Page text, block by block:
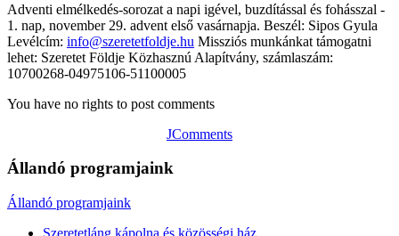
Adventi elmélkedés-sorozat a napi igével, buzdítással és fohásszal -
1. nap, november 29. advent első vasárnapja. Beszél: Sipos Gyula
Levélcím: info@szeretetfoldje.hu Missziós munkánkat támogatni
lehet: Szeretet Földje Közhasznú Alapítvány, számlaszám:
10700268-04975106-51100005
You have no rights to post comments
JComments
Állandó programjaink
Állandó programjaink
Szeretetláng kápolna és közösségi ház